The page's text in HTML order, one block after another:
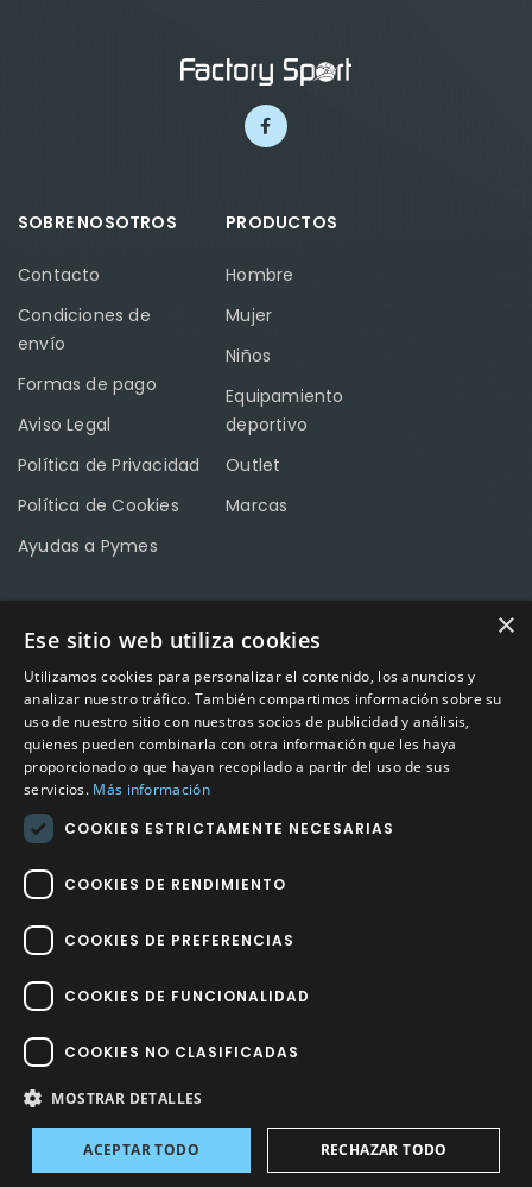
SOBRE NOSOTROS
Contacto
Condiciones de
envío
Formas de pago
Aviso Legal
Política de Privacidad
Política de Cookies
Ayudas a Pymes
PRODUCTOS
Hombre
Mujer
Niños
Equipamiento
deportivo
Outlet
Marcas
CONTACTO
Calle Méndez Núñez nº3 – Fuente Palmera 14120 Córdoba
Teléfono957 04 96 57
Emailinfo@factory-sport.es
HORARIO COMERCIAL
Lunes a viernes
10:00 a 14:00 / 18:00 a 21:00
Factory Sport 2023© – Todos los derechos reservados | Hecho por
Impulsoh Performance Marketing
INICIO TIENDA INICIAR SESIÓN
×
Ese sitio web utiliza cookies
Utilizamos cookies para personalizar el contenido, los anuncios y
analizar nuestro tráfico. También compartimos información sobre su
uso de nuestro sitio con nuestros socios de publicidad y análisis,
quienes pueden combinarla con otra información que les haya
proporcionado o que hayan recopilado a partir del uso de sus
servicios. Más información
COOKIES ESTRICTAMENTE NECESARIAS
COOKIES DE RENDIMIENTO
COOKIES DE PREFERENCIAS
COOKIES DE FUNCIONALIDAD
COOKIES NO CLASIFICADAS
MOSTRAR DETALLES
ACEPTAR TODO RECHAZAR TODO